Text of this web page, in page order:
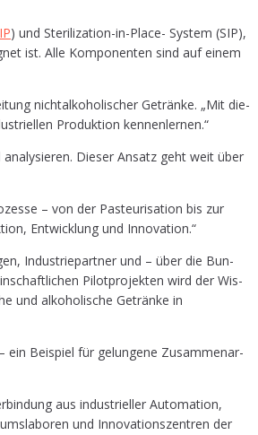
) und Ste­ri­liz­a­ti­on-in-Place- Sys­tem (SIP),
ist. Alle Kom­po­nen­ten sind auf einem
nicht­al­ko­ho­li­scher Geträn­ke. „Mit die­
Pro­duk­ti­on kennenlernen.“
Die­ser Ansatz geht weit über
– von der Pas­teu­ri­sa­ti­on bis zur
Ent­wick­lung und Innovation.“
Indus­trie­part­ner und – über die Bun­
Pilot­pro­jek­ten wird der Wis­
und alko­ho­li­sche Geträn­ke in
ein Bei­spiel für gelun­ge­ne Zusam­men­ar­
aus indus­tri­el­ler Auto­ma­ti­on,
und Inno­va­ti­ons­zen­tren der